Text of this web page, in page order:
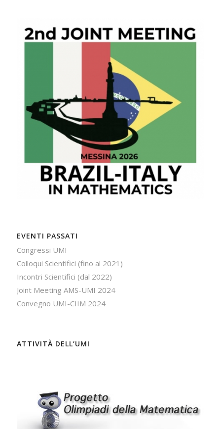
EVENTI PASSATI
Congressi UMI
Colloqui Scientifici (fino al 2021)
Incontri Scientifici (dal 2022)
Joint Meeting AMS-UMI 2024
Convegno UMI-CIIM 2024
ATTIVITÀ DELL’UMI